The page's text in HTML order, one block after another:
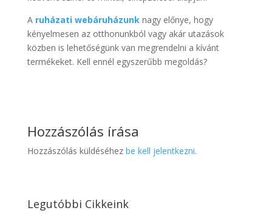
A ruházati webáruházunknagy előnye, hogy
kényelmesen az otthonunkból vagy akár utazások
közben is lehetőségünk van megrendelni a kívánt
termékeket. Kell ennél egyszerűbb megoldás?
Hozzászólás írása
Hozzászólás küldéséhez be kell jelentkezni.
Legutóbbi Cikkeink